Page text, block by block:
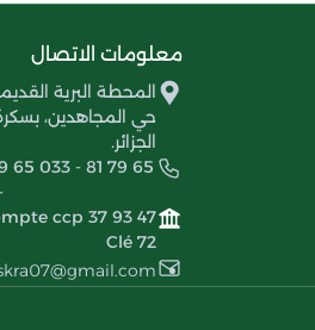
معلومات الاتصال
المحطة البرية
حي المجاهدين،
الجزائر.
65 033 - 81 79 65
ccp 37 93 47
Clé 72